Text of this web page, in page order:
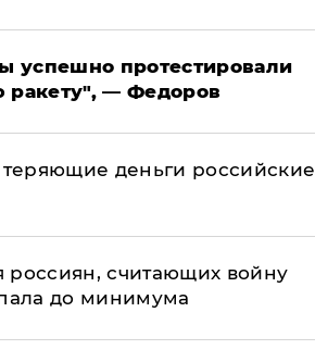
успешно протестировали
ракету", — Федоров
деньги российские
россиян, считающих войну
до минимума